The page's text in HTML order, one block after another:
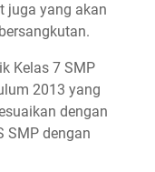
juga yang akan
Kelas 7 SMP
2013 yang
dengan
SMP dengan